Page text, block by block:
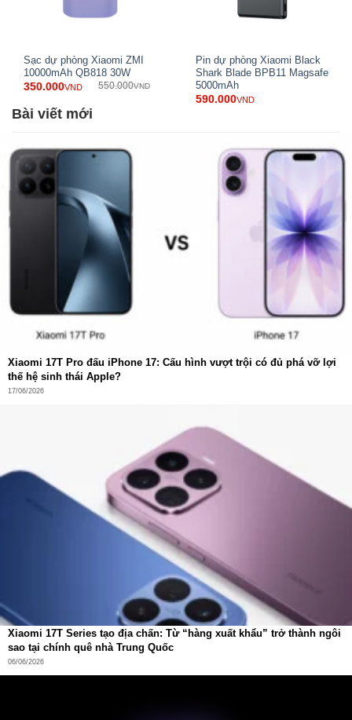
Hệ Thống Cổng Đa Dạng – Sạc Cùng Lúc Nhiều Thiết
OUT 1 (USB-A): 5V/3A, 9V/2A, 12V/1.5A – công suất tối
đa 18W
OUT 2 (USB-C): 5V/3A, 9V/2.23A, 12V/1.67A – công
OUT 3 (Dây sạc tích hợp): 5V/3A, 9V/2.23A, 12V/1.67A
– công suất tối đa 20W
Tổng công suất đầu ra đạt 33W khi sạc đồng thời nhiều
thiết bị – đủ để cấp năng lượng cho điện thoại, tai nghe
không dây và máy tính bảng cùng lúc mà không bị giảm
Sạc dự phòng Xiaomi ZMI
10000mAh QB818 30W
350.000VND 550.000VND
Pin dự phòng Xiaomi Black
Shark Blade BPB11 Magsafe
5000mAh
590.000VND
Bài viết mới
Xiaomi 17T Pro đấu iPhone 17: Cấu hình vượt trội có đủ phá vỡ lợi
thế hệ sinh thái Apple?
17/06/2026
Xiaomi 17T Series tạo địa chấn: Từ “hàng xuất khẩu” trở thành ngôi
sao tại chính quê nhà Trung Quốc
06/06/2026